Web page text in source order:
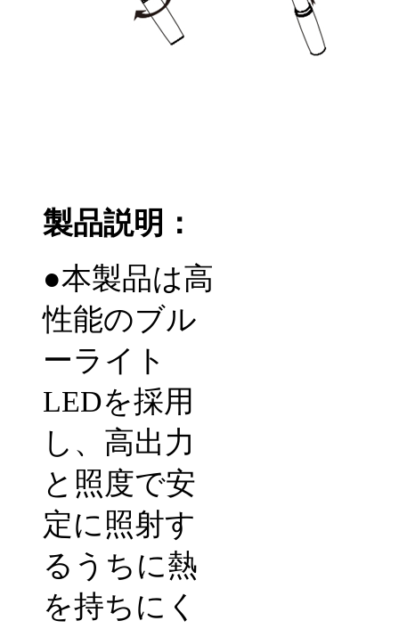
製品説明：
●本製品は高
性能のブル
ーライト
LEDを採用
し、高出力
と照度で安
定に照射す
るうちに熱
を持ちにく